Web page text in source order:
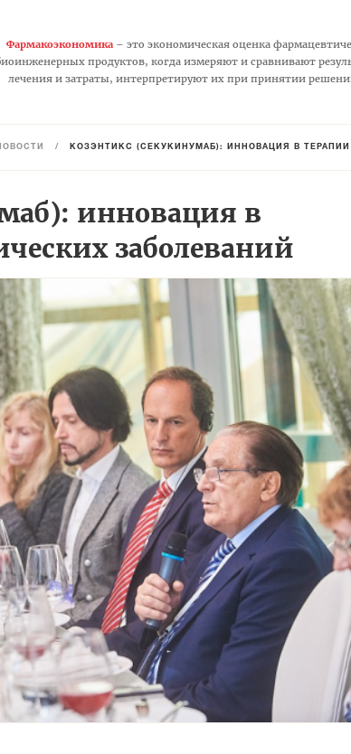
Фармакоэкономика– это экономическая оценка
продуктов, когда измеряют и сравнивают
лечения и затраты, интерпретируют их при принятии
/ КОЗЭНТИКС (СЕКУКИНУМАБ): ИННОВАЦИЯ В
инновация в
заболеваний